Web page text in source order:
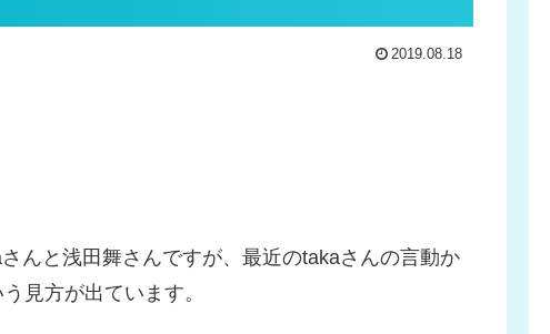
2019.08.18
んと浅田舞さんですが、最近のtakaさんの言動か
見方が出ています。